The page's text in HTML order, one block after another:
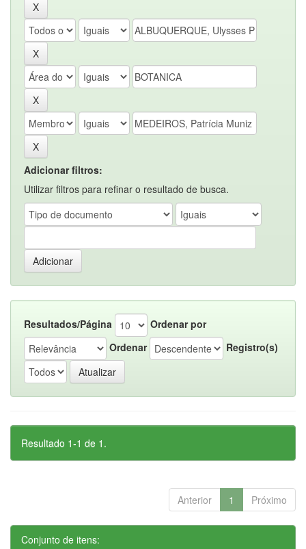
Adicionar filtros:
Utilizar filtros para refinar o resultado de busca.
Resultados/Página
Ordenar por
Ordenar
Registro(s)
Resultado 1-1 de 1.
Anterior 1 Próximo
Conjunto de itens: